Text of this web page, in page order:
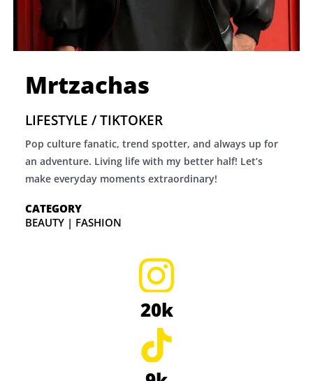
Mrtzachas
LIFESTYLE / TIKTOKER
Pop culture fanatic, trend spotter, and always up for
an adventure. Living life with my better half! Let’s
make everyday moments extraordinary!
CATEGORY
BEAUTY | FASHION
20k